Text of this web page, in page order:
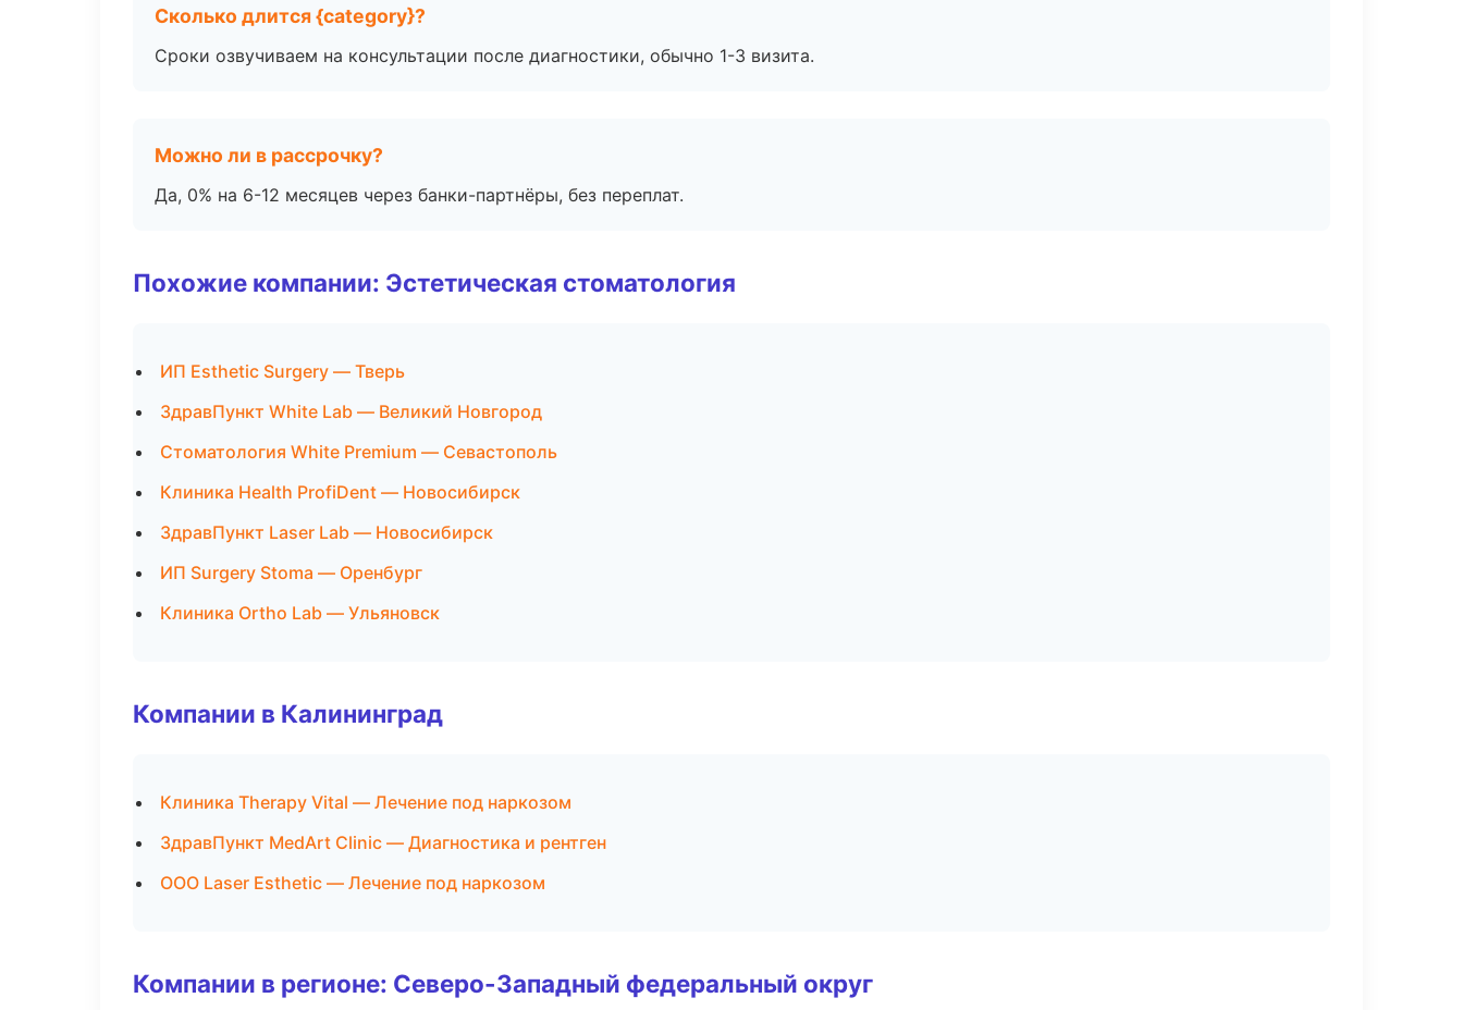
Сколько длится {category}?
Сроки озвучиваем на консультации после диагностики, обычно 1-3 визита.
Можно ли в рассрочку?
Да, 0% на 6-12 месяцев через банки-партнёры, без переплат.
Похожие компании: Эстетическая стоматология
ИП Esthetic Surgery — Тверь
ЗдравПункт White Lab — Великий Новгород
Стоматология White Premium — Севастополь
Клиника Health ProfiDent — Новосибирск
ЗдравПункт Laser Lab — Новосибирск
ИП Surgery Stoma — Оренбург
Клиника Ortho Lab — Ульяновск
Компании в Калининград
Клиника Therapy Vital — Лечение под наркозом
ЗдравПункт MedArt Clinic — Диагностика и рентген
ООО Laser Esthetic — Лечение под наркозом
Компании в регионе: Северо-Западный федеральный округ